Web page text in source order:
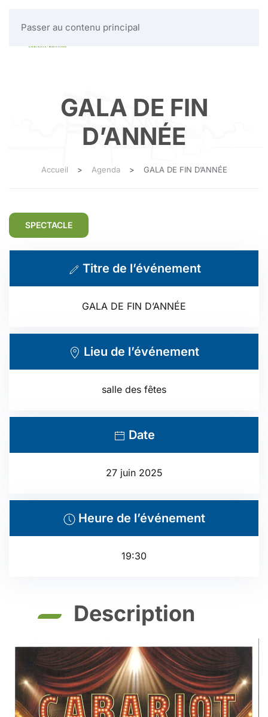
Passer au contenu principal
GALA DE FIN
D’ANNÉE
Accueil Agenda GALA DE FIN D’ANNÉE
SPECTACLE
Titre de l’événement
GALA DE FIN D’ANNÉE
Lieu de l’événement
salle des fêtes
Date
27 juin 2025
Heure de l’événement
19:30
Description